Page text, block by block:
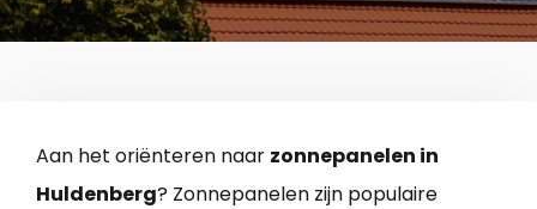
Aan het oriënteren naar zonnepanelen in
Huldenberg? Zonnepanelen zijn populaire